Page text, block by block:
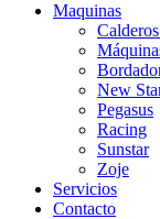
Maquinas
New
Pegasus
Racing
Sunstar
Zoje
Servicios
Contacto